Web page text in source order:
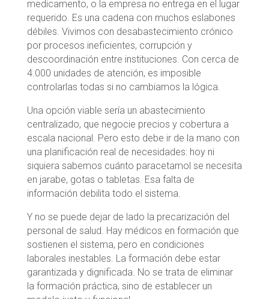
medicamento, o la empresa no entrega en el lugar
requerido. Es una cadena con muchos eslabones
débiles. Vivimos con desabastecimiento crónico
por procesos ineficientes, corrupción y
descoordinación entre instituciones. Con cerca de
4.000 unidades de atención, es imposible
controlarlas todas si no cambiamos la lógica.
Una opción viable sería un abastecimiento
centralizado, que negocie precios y cobertura a
escala nacional. Pero esto debe ir de la mano con
una planificación real de necesidades: hoy ni
siquiera sabemos cuánto paracetamol se necesita
en jarabe, gotas o tabletas. Esa falta de
información debilita todo el sistema.
Y no se puede dejar de lado la precarización del
personal de salud. Hay médicos en formación que
sostienen el sistema, pero en condiciones
laborales inestables. La formación debe estar
garantizada y dignificada. No se trata de eliminar
la formación práctica, sino de establecer un